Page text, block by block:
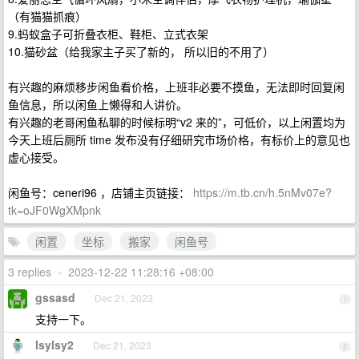
（有猫猫抓痕）
9.蚂蚁盒子可折叠衣柜、鞋柜、立式衣架
10.猫砂盆（给我家主子买了新的， 所以旧的不用了）
有兴趣的麻烦移步闲鱼看价格，上班非必要不摸鱼，无法即时回复闲
鱼信息，所以闲鱼上懒得和人讲价。
有兴趣的老哥闲鱼私聊的时候标明“v2 来的”，可低价，以上闲置均为
今天上班后厕所 time 发布没有仔细研究市场价格，有标价上的意见也
虚心接受。
闲鱼号：ceneri96 ，店铺主页链接： https://m.tb.cn/h.5nMv07e?
tk=oJF0WgXMpnk
闲置
坐标 搬家
闲鱼号
3 replies • 2023-12-22 11:28:16 +08:00
1
gssasd Dec 21, 2023
支持一下。
2
lsylsy2 Dec 21, 2023